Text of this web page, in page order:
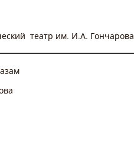
театр им. И.А. Гончарова